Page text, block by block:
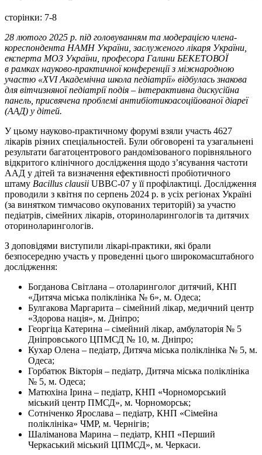
сторінки: 7-8
28 лютого 2025 р. під головуванням та модерацією члена-
кореспондента НАМН України, заслуженого лікаря України,
експерта МОЗ України, професора Галини БЕКЕТОВОЇ
в рамках науково-практичної конференції з міжнародною
участю «ХVІ Академічна школа педіатрії» відбулась знакова
для вітчизняної педіатрії подія – інтерактивна дискусійна
панель, присвячена проблемі антибіотикоасоційованої діареї
(ААД) у дітей.
У цьому науково-практичному форумі взяли участь 4627
лікарів різних спеціальностей. Були обговорені та узагальнені
результати багатоцентрового рандомізованого порівняльного
відкритого клінічного дослі­дження щодо з’ясування частоти
ААД у дітей та визначення ефективності пробіотичного
штаму Bacillus clausii UBBC-07 у її профілактиці. Дослі­дження
проводили з квітня по серпень 2024 р. в усіх регіонах Україні
(за винятком тимчасово окупованих територій) за участю
педіатрів, сімейних лікарів, оториноларингологів та дитячих
оториноларингологів.
З доповідями виступили лікарі-практики, які брали
безпосередню участь у проведенні цього широко­масштабного
дослі­дження:
Богданова Світлана – отоларинголог дитячий, КНП
«Дитяча міська поліклініка № 6», м. Одеса;
Булгакова Маргарита – сімейний лікар, медичний центр
«Здорова нація», м. Дніпро;
Георгіца Катерина – сімейний лікар, амбулаторія № 5
Дніпровського ЦПМСД № 10, м. Дніпро;
Кухар Олена – педіатр, Дитяча міська поліклініка № 5, м.
Одеса;
Горбатюк Вікторія – педіатр, Дитяча міська поліклініка
№ 5, м. Одеса;
Матюхіна Ірина – педіатр, КНП «Чорноморський
міський центр ПМСД», м. Чорноморськ;
Сотніченко Ярослава – педіатр, КНП «Сімейна
поліклініка» ЧМР, м. Чернігів;
Шаліманова Марина – педіатр, КНП «Перший
Черкаський міський ЦПМСД», м. Черкаси.